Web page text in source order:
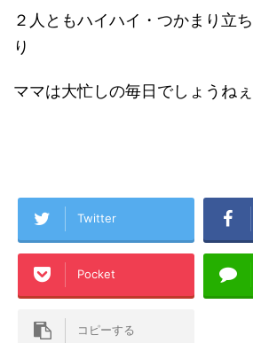
２人ともハイハイ・つかまり立
り
ママは大忙しの毎日でしょうねぇ
Twitter
Pocket
コピーする